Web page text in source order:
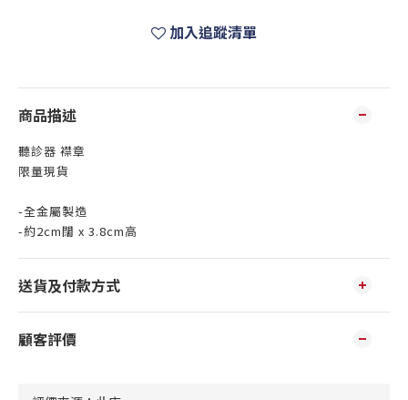
加入追蹤清單
商品描述
聽診器 襟章
限量現貨
-全金屬製造
-約2cm闊 x 3.8cm高
送貨及付款方式
顧客評價